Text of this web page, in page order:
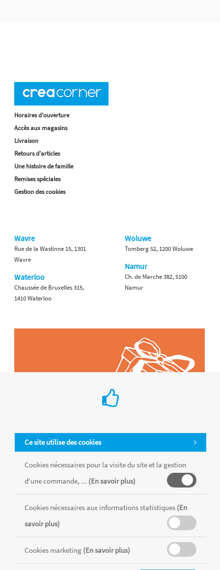
Ce site utilise des cookies
Cookies nécessaires pour la visite du site et la gestion
d'une commande, ... (En savoir plus)
Cookies nécessaires aux informations statistiques (En
savoir plus)
Cookies marketing (En savoir plus)
Horaires d'ouverture
Accès aux magasins
Livraison
Retours d'articles
Une histoire de famille
Remises spéciales
Gestion des cookies
Wavre
Rue de la Wastinne 15, 1301
Wavre
Waterloo
Chaussée de Bruxelles 315,
1410 Waterloo
Woluwe
Tomberg 52, 1200 Woluwe
Namur
Ch. de Marche 382, 5100
Namur
Tous les produits sont vendus dans la limite des stocks disponibles de
MENTIONS LÉGALES CONDITIONS GÉNÉRALES
RÉALISÉ AVEC MERCATOR